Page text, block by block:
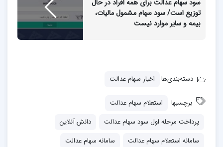
سود سهام عدالت برای همه افراد در حال
توزیع است/ سود سهام مشمول مالیات،
بیمه و سایر موارد نیست
دسته‌بندی‌ها اخبار سهام عدالت
برچسبها
استعلام سهام عدالت
پرداخت مرحله اول سود سهام عدالت
دانش آنلاین
سامانه استعلام سهام عدالت
سامانه سهام عدالت